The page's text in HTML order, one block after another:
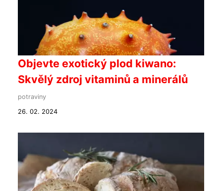
Objevte exotický plod kiwano:
Skvělý zdroj vitaminů a minerálů
potraviny
26. 02. 2024